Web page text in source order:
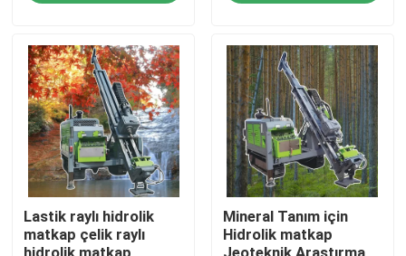
Hakkımızda
Fabrika turu
Kalite kontrol
Bize ulaşın
Lastik raylı hidrolik
matkap çelik raylı
Mineral Tanım için
Hidrolik matkap